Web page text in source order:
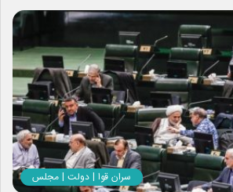
سران قوا | دولت | مجلس